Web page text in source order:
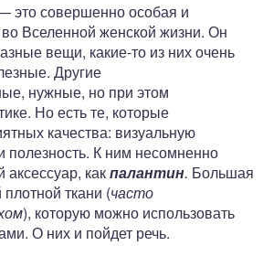
это совершенно особая и
Вселенной женской жизни. Он
вещи, какие-то из них очень
Другие
нужные, но при этом
Но есть те, которые
качества: визуальную
полезность. К ним несомненно
аксессуар, какпалантин. Большая
плотной ткани (часто
), которую можно использовать
О них и пойдет речь.